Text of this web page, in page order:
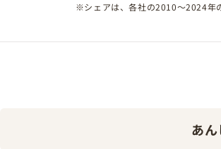
※シェアは、各社の2010～2024年
あ